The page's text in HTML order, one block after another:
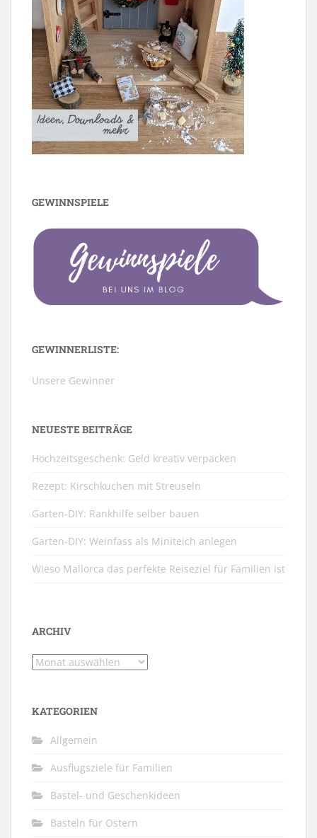
GEWINNSPIELE
GEWINNERLISTE:
Unsere Gewinner
NEUESTE BEITRÄGE
Hochzeitsgeschenk: Geld kreativ verpacken
Rezept: Kirschkuchen mit Streuseln
Garten-DIY: Rankhilfe selber bauen
Garten-DIY: Weinfass als Miniteich anlegen
Wieso Mallorca das perfekte Reiseziel für Familien ist
ARCHIV
Archiv
KATEGORIEN
Allgemein
Ausflugsziele für Familien
Bastel- und Geschenkideen
Basteln für Ostern